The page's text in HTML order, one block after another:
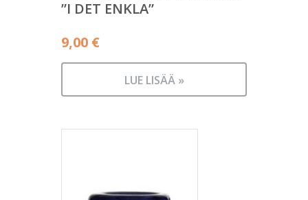
”I DET ENKLA”
9,00 €
LUE LISÄÄ »